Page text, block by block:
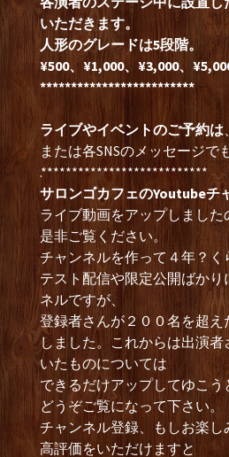
いただきます。
人形のグレードは5段階。
¥500、¥1,000、¥3,000、
*************************
ライブやイベントのご予約は、
または各SNSのメッセージで
.***************************
サロンゴカフェのYoutubeチ
ライブ動画をアップしました
是非ご覧ください。
チャンネルを作って４年？く
テスト配信や限定公開ばか
ネルですが、
登録者さんが２００名を超
しました。これからは出演
いたものについては
できるだけアップしてゆこ
どうぞご覧になって下さい。
チャンネル登録、もしお楽し
高評価をいただけますと